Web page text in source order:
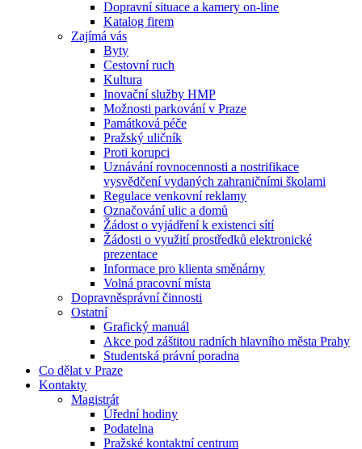
Dopravní situace a kamery on-line
Katalog firem
Zajímá vás
Byty
Cestovní ruch
Kultura
Inovační služby HMP
Možnosti parkování v Praze
Památková péče
Pražský uličník
Proti korupci
Uznávání rovnocennosti a nostrifikace
vysvědčení vydaných zahraničními školami
Regulace venkovní reklamy
Označování ulic a domů
Žádost o vyjádření k existenci sítí
Žádosti o využití prostředků elektronické
prezentace
Informace pro klienta směnárny
Volná pracovní místa
Dopravněsprávní činnosti
Ostatní
Grafický manuál
Akce pod záštitou radních hlavního města Prahy
Studentská právní poradna
Co dělat v Praze
Kontakty
Magistrát
Úřední hodiny
Podatelna
Pražské kontaktní centrum